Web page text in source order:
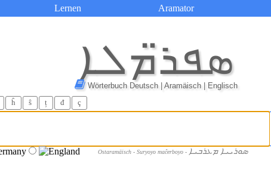
Lernen Aramator
ܣܦܪ̈ܡܠܐ
Wörterbuch Deutsch | Aramäisch | Englisch
ĥ ŝ ț đ ç
Ostaramäisch - Suryoyo maĉerboyo - ܣܘܪܝܝܐ ܡܥܪܒܝܐ